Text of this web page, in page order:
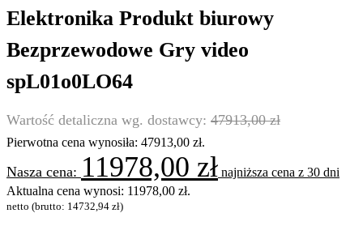
Elektronika Produkt biurowy
Bezprzewodowe Gry video
spL01o0LO64
47913,00zł
Pierwotna cena wynosiła: 47913,00 zł.
11978,00 zł najniższa cena z 30 dni
Aktualna cena wynosi: 11978,00 zł.
netto (brutto: 14732,94 zł)